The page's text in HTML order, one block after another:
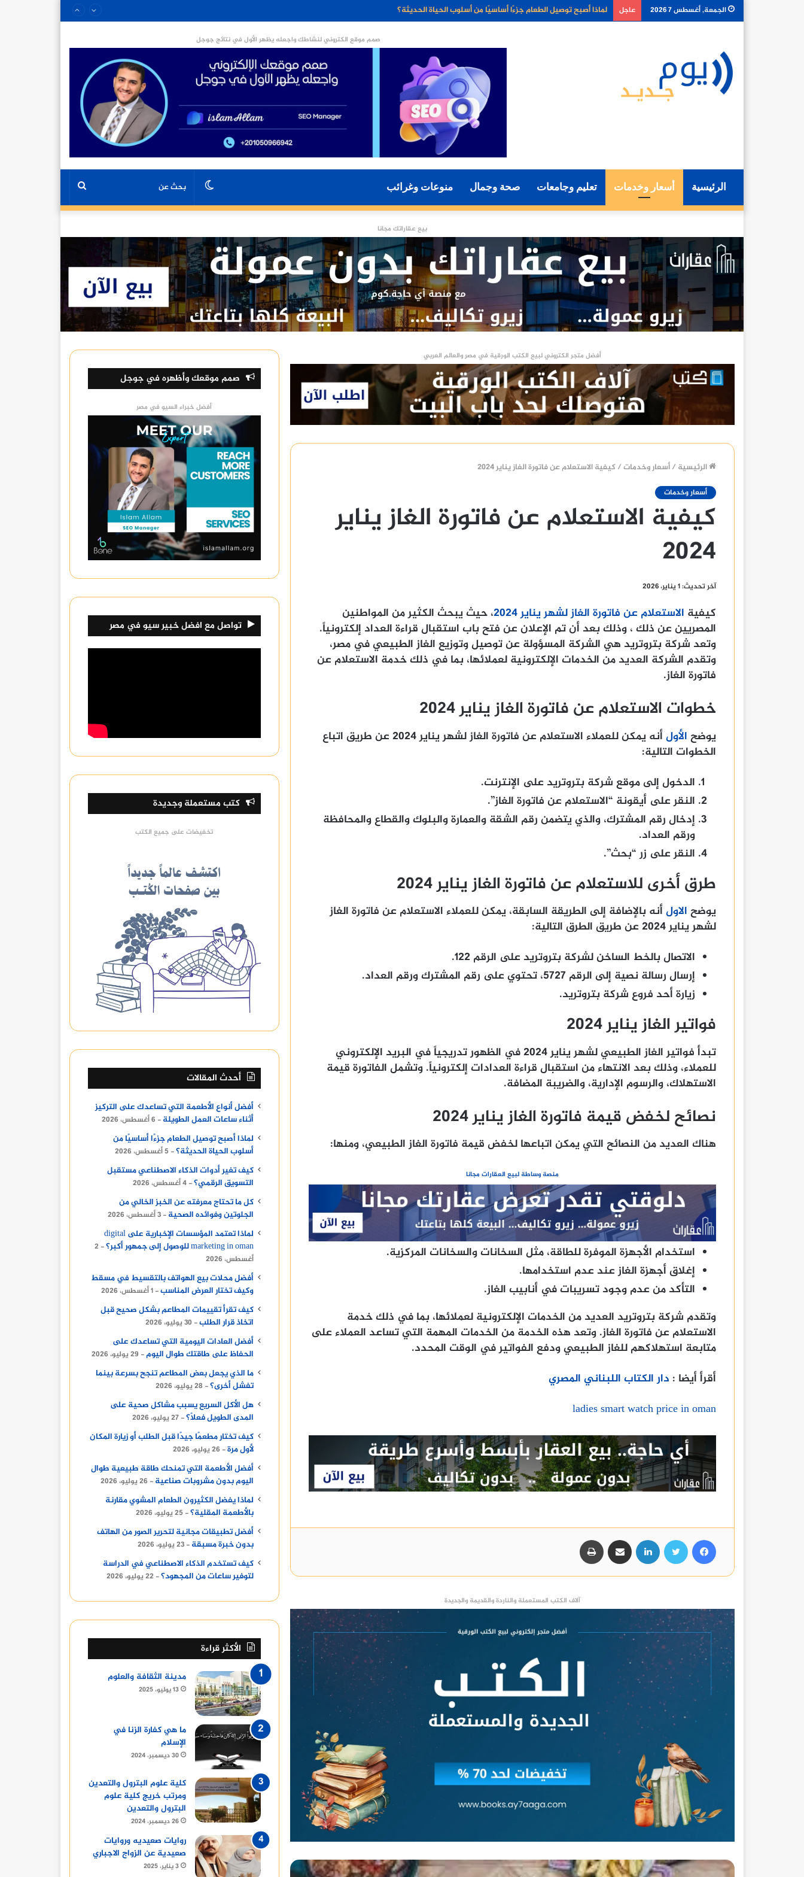
الجمعة, أغسطس 7 2026 عاجل كيف تغير أدوات الذكاء الاصطناعي مستقبل التسويق الرقمي؟
صمم موقع الكتروني لنشاطك واجعله يظهر الأول في نتائج جوجل
الرئيسية أسعار وخدمات تعليم وجامعات صحة وجمال منوعات وغرائب الوضع
بيع عقاراتك مجانا
أفضل متجر الكتروني لبيع الكتب الورقية في مصر والعالم العربي
الرئيسية /أسعار وخدمات/كيفية الاستعلام عن فاتورة الغاز يناير 2024
أسعار وخدمات
كيفية الاستعلام عن فاتورة الغاز يناير
2024
آخر تحديث: 1 يناير، 2026
كيفية الاستعلام عن فاتورة الغاز لشهر يناير 2024
، حيث يبحث الكثير من المواطنين
المصريين عن ذلك ، وذلك بعد أن تم الإعلان عن فتح باب استقبال قراءة العداد إلكترونياً.
وتعد شركة بتروتريد هي الشركة المسؤولة عن توصيل وتوزيع الغاز الطبيعي في مصر،
وتقدم الشركة العديد من الخدمات الإلكترونية لعملائها، بما في ذلك خدمة الاستعلام عن
فاتورة الغاز.
خطوات الاستعلام عن فاتورة الغاز يناير 2024
يوضح الأول
أنه يمكن للعملاء الاستعلام عن فاتورة الغاز لشهر يناير 2024 عن طريق اتباع
الخطوات التالية:
الدخول إلى موقع شركة بتروتريد على الإنترنت.
النقر على أيقونة “الاستعلام عن فاتورة الغاز”.
إدخال رقم المشترك، والذي يتضمن رقم الشقة والعمارة والبلوك والقطاع والمحافظة
ورقم العداد.
النقر على زر “بحث”.
طرق أخرى للاستعلام عن فاتورة الغاز يناير 2024
يوضح الاولأنه بالإضافة إلى الطريقة السابقة، يمكن للعملاء الاستعلام عن فاتورة الغاز
لشهر يناير 2024 عن طريق الطرق التالية:
الاتصال بالخط الساخن لشركة بتروتريد على الرقم 122.
إرسال رسالة نصية إلى الرقم 5727، تحتوي على رقم المشترك ورقم العداد.
زيارة أحد فروع شركة بتروتريد.
فواتير الغاز يناير 2024
تبدأ فواتير الغاز الطبيعي لشهر يناير 2024 في الظهور تدريجياً في البريد الإلكتروني
للعملاء، وذلك بعد الانتهاء من استقبال قراءة العدادات إلكترونياً. وتشمل الفاتورة قيمة
الاستهلاك، والرسوم الإدارية، والضريبة المضافة.
نصائح لخفض قيمة فاتورة الغاز يناير 2024
هناك العديد من النصائح التي يمكن اتباعها لخفض قيمة فاتورة الغاز الطبيعي، ومنها:
منصة وساطة لبيع العقارات مجانا
استخدام الأجهزة الموفرة للطاقة، مثل السخانات والسخانات المركزية.
إغلاق أجهزة الغاز عند عدم استخدامها.
التأكد من عدم وجود تسريبات في أنابيب الغاز.
وتقدم شركة بتروتريد العديد من الخدمات الإلكترونية لعملائها، بما في ذلك خدمة
الاستعلام عن فاتورة الغاز. وتعد هذه الخدمة من الخدمات المهمة التي تساعد العملاء على
متابعة استهلاكهم للغاز الطبيعي ودفع الفواتير في الوقت المحدد.
أقرأ أيضا : دار الكتاب اللبناني المصري
ladies smart watch price in oman
آلاف الكتب المستعملة والناردة والقديمة والجديدة
صمم موقعك وأظهره في جوجل
أفضل خبراء السيو في مصر
تواصل مع افضل خبير سيو في مصر
كتب مستعملة وجديدة
تخفيضات على جميع الكتب
أحدث المقالات
أفضل أنواع الأطعمة التي تساعدك على التركيز
أثناء ساعات العمل الطويلة
6 أغسطس، 2026
لماذا أصبح توصيل الطعام جزءًا أساسيًا من
أسلوب الحياة الحديثة؟
5 أغسطس، 2026
كيف تغير أدوات الذكاء الاصطناعي مستقبل
التسويق الرقمي؟
4 أغسطس، 2026
كل ما تحتاج معرفته عن الخبز الخالي من
الجلوتين وفوائده الصحية
3 أغسطس، 2026
لماذا تعتمد المؤسسات الإخبارية على digital
marketing in oman للوصول إلى جمهور أكبر؟
2
أغسطس، 2026
أفضل محلات بيع الهواتف بالتقسيط في مسقط
وكيف تختار العرض المناسب
1 أغسطس، 2026
كيف تقرأ تقييمات المطاعم بشكل صحيح قبل
اتخاذ قرار الطلب
30 يوليو، 2026
أفضل العادات اليومية التي تساعدك على
الحفاظ على طاقتك طوال اليوم
29 يوليو، 2026
ما الذي يجعل بعض المطاعم تنجح بسرعة بينما
تفشل أخرى؟
28 يوليو، 2026
هل الأكل السريع يسبب مشاكل صحية على
المدى الطويل فعلًا؟
27 يوليو، 2026
كيف تختار مطعمًا جيدًا قبل الطلب أو زيارة المكان
لأول مرة
26 يوليو، 2026
أفضل الأطعمة التي تمنحك طاقة طبيعية طوال
اليوم بدون مشروبات صناعية
26 يوليو، 2026
لماذا يفضل الكثيرون الطعام المشوي مقارنة
بالأطعمة المقلية؟
25 يوليو، 2026
أفضل تطبيقات مجانية لتحرير الصور من الهاتف
بدون خبرة مسبقة
23 يوليو، 2026
كيف تستخدم الذكاء الاصطناعي في الدراسة
لتوفير ساعات من المجهود؟
22 يوليو، 2026
الأكثر قراءة
مدينة الثقافة والعلوم
13 يوليو، 2025
ما هي كفارة الزنا في
الإسلام
30 ديسمبر، 2024
كلية علوم البترول والتعدين
ومرتب خريج كلية علوم
البترول والتعدين
26 ديسمبر، 2024
روايات صعيديه وروايات
صعيدية عن الزواج الاجباري
3 يناير، 2025